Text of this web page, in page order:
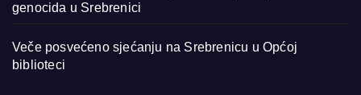
genocida u Srebrenici
Veče posvećeno sjećanju na Srebrenicu u Općoj
biblioteci